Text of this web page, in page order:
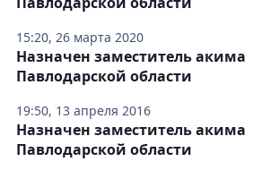
15:20, 26 марта 2020
19:50, 13 апреля 2016
Назначен заместитель акима
Павлодарской области
Назначен заместитель акима
Павлодарской области